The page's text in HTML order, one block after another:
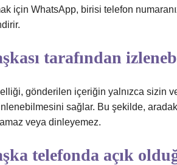
için WhatsApp, birisi telefon
tarafından
gönderilen içeriğin yalnızca sizin
sağlar. Bu şekilde,
veya dinleyemez.
telefonda açık